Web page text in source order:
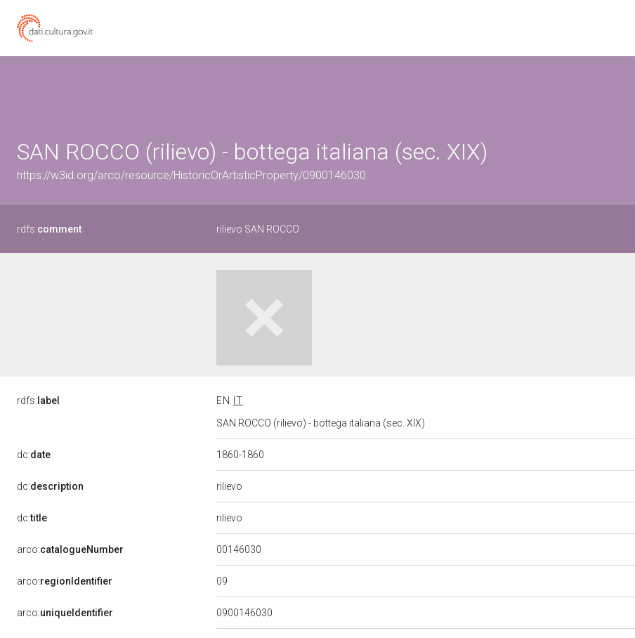
SAN ROCCO (rilievo) - bottega italiana (sec. XIX)
https://w3id.org/arco/resource/HistoricOrArtisticProperty/0900146030
rdfs:comment rilievo SAN ROCCO
rdfs: label EN
IT
SAN ROCCO (rilievo) - bottega italiana (sec. XIX)
dc:date 1860-1860
dc:description rilievo
dc:title rilievo
arco:catalogueNumber 00146030
arco:regionIdentifier 09
arco:uniqueIdentifier 0900146030